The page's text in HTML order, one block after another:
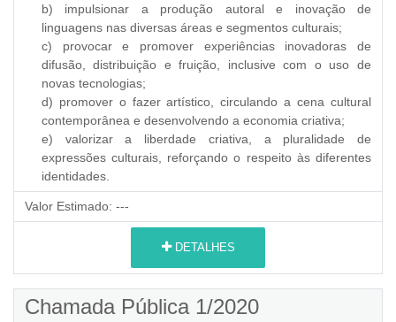
b) impulsionar a produção autoral e inovação de
linguagens nas diversas áreas e segmentos culturais;
c) provocar e promover experiências inovadoras de
difusão, distribuição e fruição, inclusive com o uso de
novas tecnologias;
d) promover o fazer artístico, circulando a cena cultural
contemporânea e desenvolvendo a economia criativa;
e) valorizar a liberdade criativa, a pluralidade de
expressões culturais, reforçando o respeito às diferentes
identidades.
Valor Estimado: ---
DETALHES
Chamada Pública 1/2020